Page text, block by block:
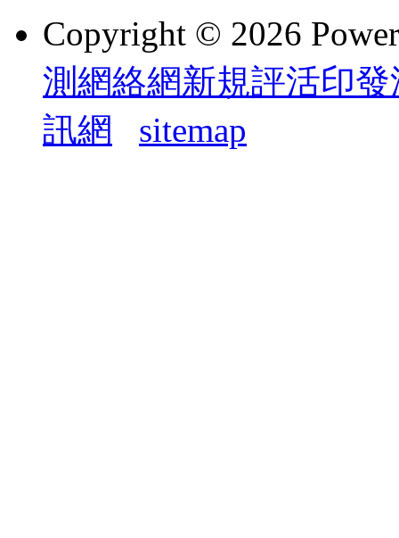
Copyright © 2026
測網絡網新規評活印
訊網
sitemap